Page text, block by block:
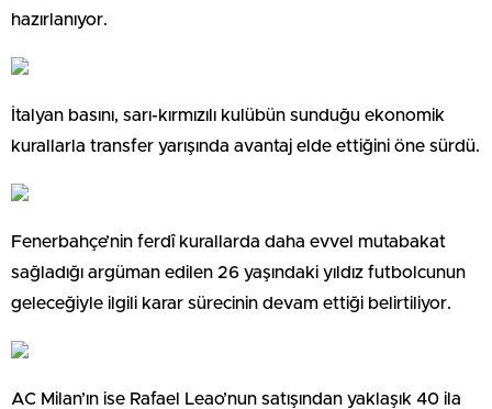
hazırlanıyor.
İtalyan basını, sarı-kırmızılı kulübün sunduğu ekonomik
kurallarla transfer yarışında avantaj elde ettiğini öne sürdü.
Fenerbahçe’nin ferdî kurallarda daha evvel mutabakat
sağladığı argüman edilen 26 yaşındaki yıldız futbolcunun
geleceğiyle ilgili karar sürecinin devam ettiği belirtiliyor.
AC Milan’ın ise Rafael Leao’nun satışından yaklaşık 40 ila